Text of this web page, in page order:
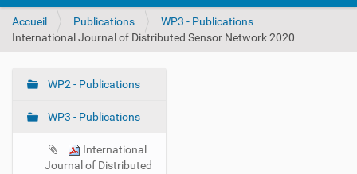
Accueil Publications
WP3 - Publications
International Journal of Distributed Sensor Network 2020
N
WP2 - Publications
WP3 - Publications
International
Journal of Distributed